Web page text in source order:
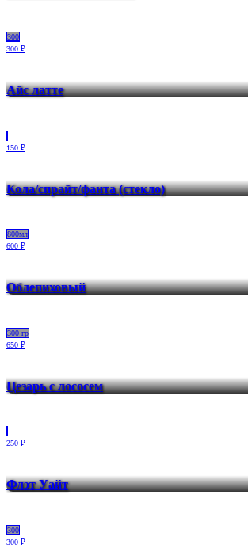
300
300 ₽
Айс латте
150 ₽
Кола/спрайт/фанта (стекло)
800мл
600 ₽
Облепиховый
300 гр
650 ₽
Цезарь с лососем
250 ₽
Флэт Уайт
300
300 ₽